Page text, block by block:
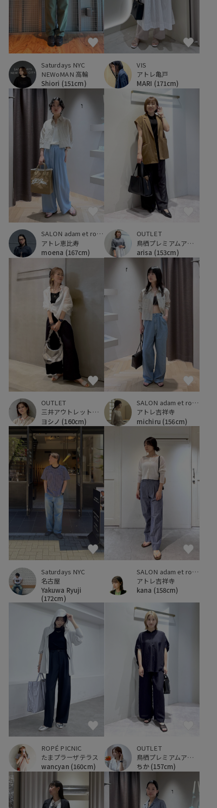
Saturdays NYC
NEWoMAN 高輪
Shiori (151cm)
VIS
アトレ亀戸
MARI (171cm)
SALON adam et ropé
アトレ恵比寿
moena (167cm)
OUTLET
鳥栖プレミアムアウトレット
arisa (153cm)
OUTLET
三井アウトレットパーク 横浜ベイサイド
ヨシノ (160cm)
SALON adam et ropé
アトレ吉祥寺
michiru (156cm)
Saturdays NYC
名古屋
Yakuwa Ryuji
(172cm)
SALON adam et ropé
アトレ吉祥寺
kana (158cm)
ROPÉ PICNIC
たまプラーザテラス
wancyan (160cm)
OUTLET
鳥栖プレミアムアウトレット
ちか (157cm)